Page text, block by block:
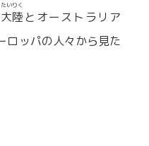
大陸
たいりく
とオーストラリア
ロッパの人々から見た